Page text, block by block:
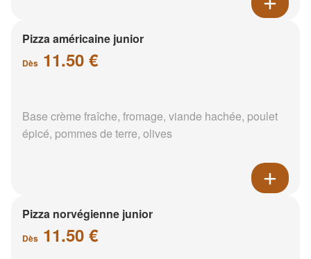
Pizza américaine junior
Dès 11.50 €
Base crème fraîche, fromage, viande hachée, poulet
épicé, pommes de terre, olives
Pizza norvégienne junior
Dès 11.50 €